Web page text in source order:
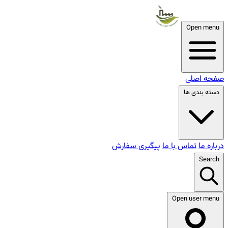
Open menu
صفحه اصلی
دسته بندی ها
درباره ماتماس با ما پیگیری سفارش
Search
Open user menu